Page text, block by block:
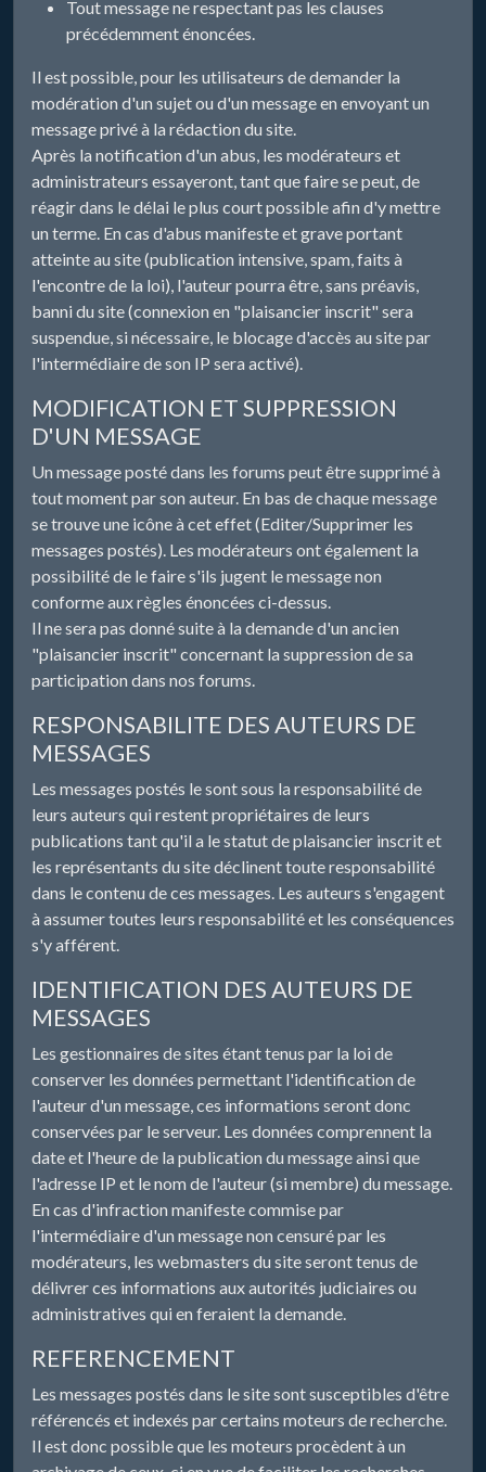
Tout message ne respectant pas les clauses
précédemment énoncées.
Il est possible, pour les utilisateurs de demander la
modération d'un sujet ou d'un message en envoyant un
message privé à la rédaction du site.
Après la notification d'un abus, les modérateurs et
administrateurs essayeront, tant que faire se peut, de
réagir dans le délai le plus court possible afin d'y mettre
un terme. En cas d'abus manifeste et grave portant
atteinte au site (publication intensive, spam, faits à
l'encontre de la loi), l'auteur pourra être, sans préavis,
banni du site (connexion en "plaisancier inscrit" sera
suspendue, si nécessaire, le blocage d'accès au site par
l'intermédiaire de son IP sera activé).
MODIFICATION ET SUPPRESSION
D'UN MESSAGE
Un message posté dans les forums peut être supprimé à
tout moment par son auteur. En bas de chaque message
se trouve une icône à cet effet (Editer/Supprimer les
messages postés). Les modérateurs ont également la
possibilité de le faire s'ils jugent le message non
conforme aux règles énoncées ci-dessus.
Il ne sera pas donné suite à la demande d'un ancien
"plaisancier inscrit" concernant la suppression de sa
participation dans nos forums.
RESPONSABILITE DES AUTEURS DE
MESSAGES
Les messages postés le sont sous la responsabilité de
leurs auteurs qui restent propriétaires de leurs
publications tant qu'il a le statut de plaisancier inscrit et
les représentants du site déclinent toute responsabilité
dans le contenu de ces messages. Les auteurs s'engagent
à assumer toutes leurs responsabilité et les conséquences
s'y afférent.
IDENTIFICATION DES AUTEURS DE
MESSAGES
Les gestionnaires de sites étant tenus par la loi de
conserver les données permettant l'identification de
l'auteur d'un message, ces informations seront donc
conservées par le serveur. Les données comprennent la
date et l'heure de la publication du message ainsi que
l'adresse IP et le nom de l'auteur (si membre) du message.
En cas d'infraction manifeste commise par
l'intermédiaire d'un message non censuré par les
modérateurs, les webmasters du site seront tenus de
délivrer ces informations aux autorités judiciaires ou
administratives qui en feraient la demande.
REFERENCEMENT
Les messages postés dans le site sont susceptibles d'être
référencés et indexés par certains moteurs de recherche.
Il est donc possible que les moteurs procèdent à un